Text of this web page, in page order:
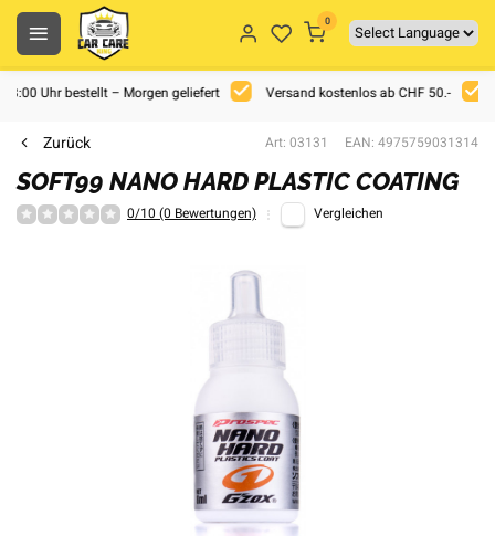
0
Uhr bestellt – Morgen geliefert Versand kostenlos ab CHF 50.-
Zurück Art: 03131 EAN: 4975759031314
SOFT99 NANO HARD PLASTIC COATING
0/10 (0 Bewertungen) Vergleichen